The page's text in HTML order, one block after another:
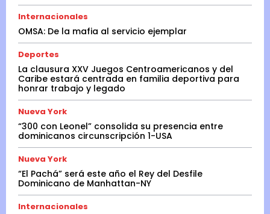
Internacionales
OMSA: De la mafia al servicio ejemplar
Deportes
La clausura XXV Juegos Centroamericanos y del
Caribe estará centrada en familia deportiva para
honrar trabajo y legado
Nueva York
“300 con Leonel” consolida su presencia entre
dominicanos circunscripción 1-USA
Nueva York
“El Pachá” será este año el Rey del Desfile
Dominicano de Manhattan-NY
Internacionales